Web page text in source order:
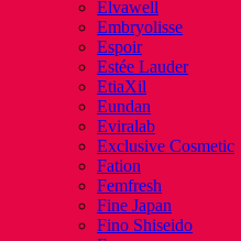
Elvawell
Embryolisse
Espoir
Estée Lauder
EtiaXil
Eundan
Eviralab
Exclusive Cosmetic
Fation
Femfresh
Fine Japan
Fino Shiseido